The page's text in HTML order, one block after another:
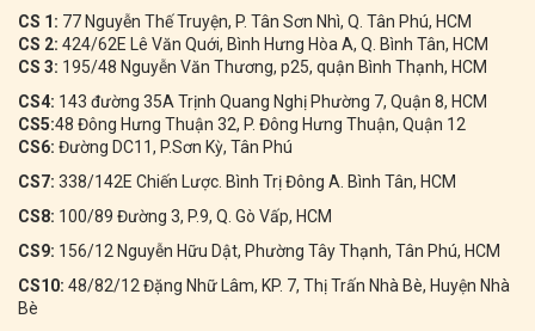
CS 1: 77 Nguyễn Thế Truyện, P. Tân Sơn Nhì, Q. Tân Phú, HCM
CS 2: 424/62E Lê Văn Quới, Bình Hưng Hòa A, Q. Bình Tân, HCM
CS 3: 195/48 Nguyễn Văn Thương, p25, quận Bình Thạnh, HCM
CS4: 143 đường 35A Trịnh Quang Nghị Phường 7, Quận 8, HCM
CS5:48 Đông Hưng Thuận 32, P. Đông Hưng Thuận, Quận 12
CS6: Đường DC11, P.Sơn Kỳ, Tân Phú
CS7: 338/142E Chiến Lược. Bình Trị Đông A. Bình Tân, HCM
CS8: 100/89 Đường 3, P.9, Q. Gò Vấp, HCM
CS9: 156/12 Nguyễn Hữu Dật, Phường Tây Thạnh, Tân Phú, HCM
CS10: 48/82/12 Đặng Nhữ Lâm, KP. 7, Thị Trấn Nhà Bè, Huyện Nhà
Bè